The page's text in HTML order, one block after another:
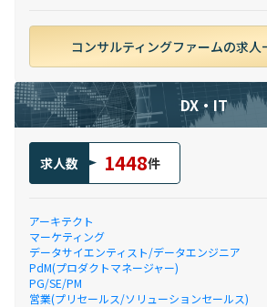
コンサルティングファームの求人
DX・IT
求人数 1448件
アーキテクト
マーケティング
データサイエンティスト/データエンジニア
PdM(プロダクトマネージャー)
PG/SE/PM
営業(プリセールス/ソリューションセールス)